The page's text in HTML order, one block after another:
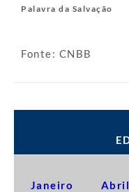
Palavra da Salvação
Fonte: CNBB
Janeiro Abril